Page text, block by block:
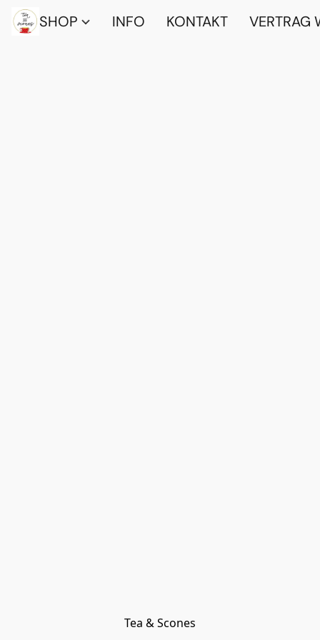
SHOP INFO KONTAKT VERTRAG
Tea & Scones